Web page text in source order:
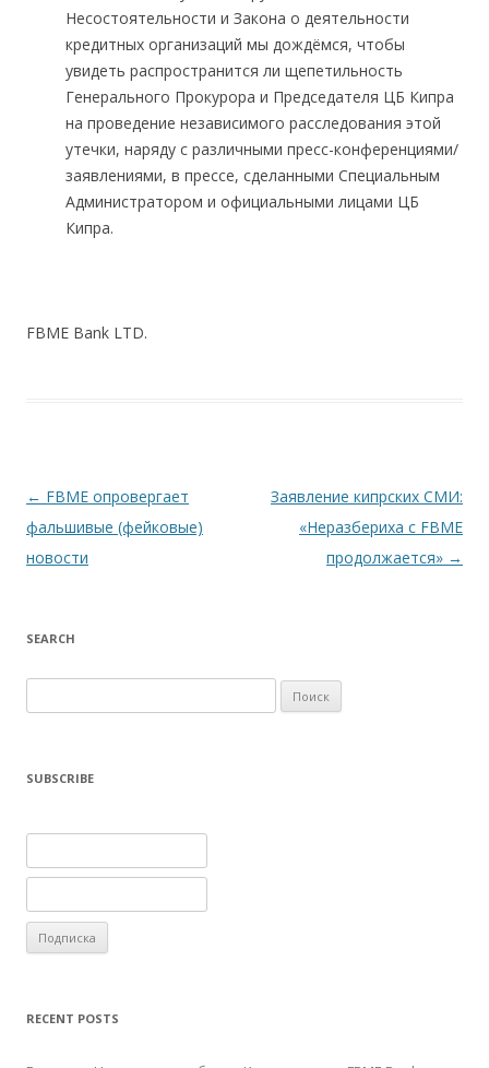
Несостоятельности и Закона о деятельности
кредитных организаций мы дождёмся, чтобы
увидеть распространится ли щепетильность
Генерального Прокурора и Председателя ЦБ Кипра
на проведение независимого расследования этой
утечки, наряду с различными пресс-конференциями/
заявлениями, в прессе, сделанными Специальным
Администратором и официальными лицами ЦБ
Кипра.
FBME Bank LTD.
Навигация по записям
← FBME опровергает
фальшивые (фейковые)
новости
Заявление кипрских СМИ:
«Неразбериха с FBME
продолжается» →
SEARCH
SUBSCRIBE
RECENT POSTS